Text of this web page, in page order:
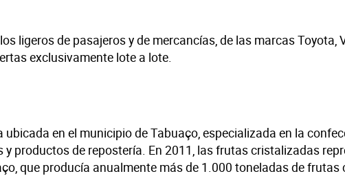
ligeros de pasajeros y de mercancías, de las marcas Toyota,
exclusivamente lote a lote.
en el municipio de Tabuaço, especializada en la
productos de repostería. En 2011, las frutas cristalizadas
que producía anualmente más de 1.000 toneladas de frutas